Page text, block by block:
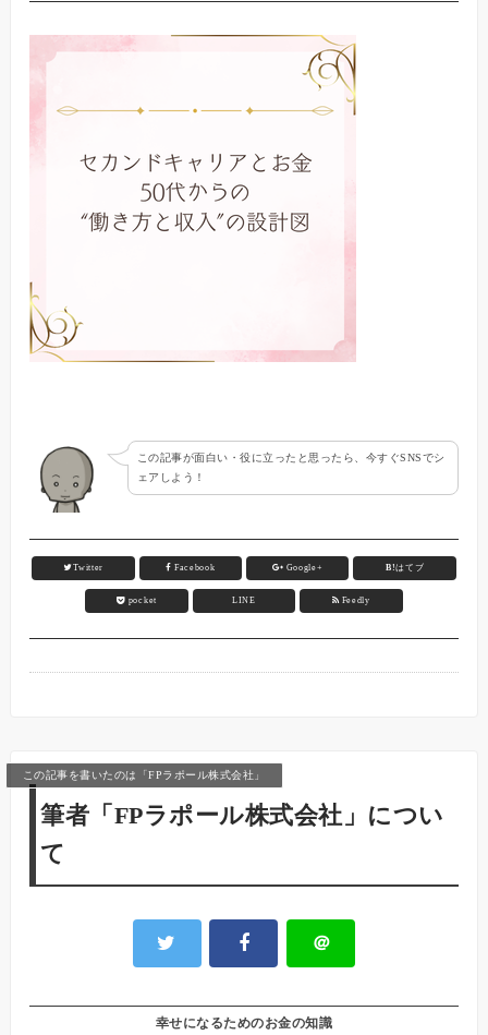
この記事が面白い・役に立ったと思ったら、今すぐSNSでシ
ェアしよう！
Twitter Facebook Google+ B!はてブ
pocket LINE Feedly
この記事を書いたのは「FPラポール株式会社」
筆者「FPラポール株式会社」につい
て
＠
幸せになるためのお金の知識